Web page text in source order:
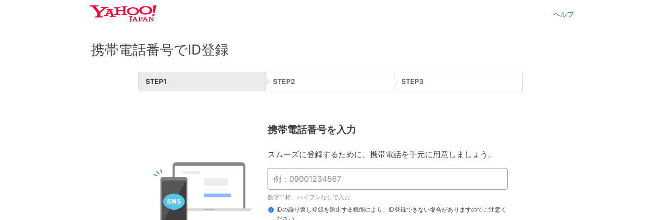
ヘルプ
携帯電話番号でID登録
STEP1 STEP2 STEP3
携帯電話番号を入力
スムーズに登録するために、携帯電話を手元に用意しましょう。
数字11桁、ハイフンなしで入力
IDの繰り返し登録を防止する機能により、ID登録できない場合がありますのでご注意く
ださい。